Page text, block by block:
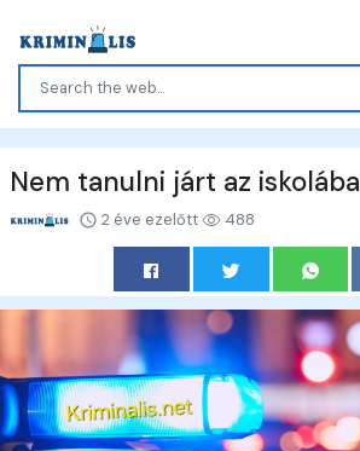
Nem tanulni járt az iskolába
2 éve ezelőtt 488